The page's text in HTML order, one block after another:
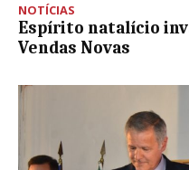
NOTÍCIAS
Espírito natalício
Vendas Novas